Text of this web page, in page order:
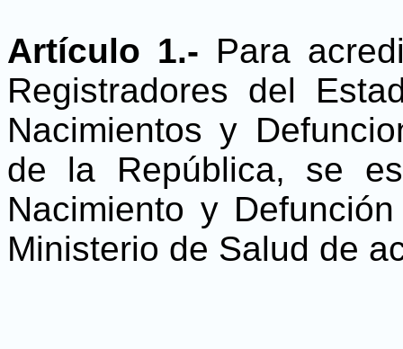
Artículo 1.- Para
Registradores del
Nacimientos y
de la República, se
Nacimiento y
Ministerio de Salud de